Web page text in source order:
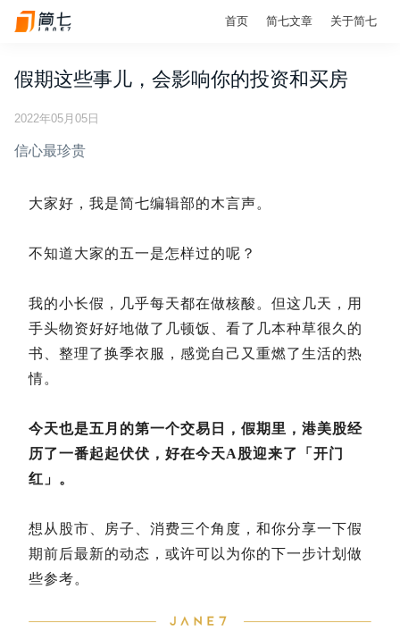
首页 简七文章 关于简七
假期这些事儿，会影响你的投资和买房
2022年05月05日
信心最珍贵
大家好，我是简七编辑部的木言声。
不知道大家的五一是怎样过的呢？
我的小长假，几乎每天都在做核酸。但这几天，用
手头物资好好地做了几顿饭、看了几本种草很久的
书、整理了换季衣服，感觉自己又重燃了生活的热
情。
今天也是五月的第一个交易日，假期里，港美股经
历了一番起起伏伏，好在今天A股迎来了「开门
红」。
想从股市、房子、消费三个角度，和你分享一下假
期前后最新的动态，或许可以为你的下一步计划做
些参考。